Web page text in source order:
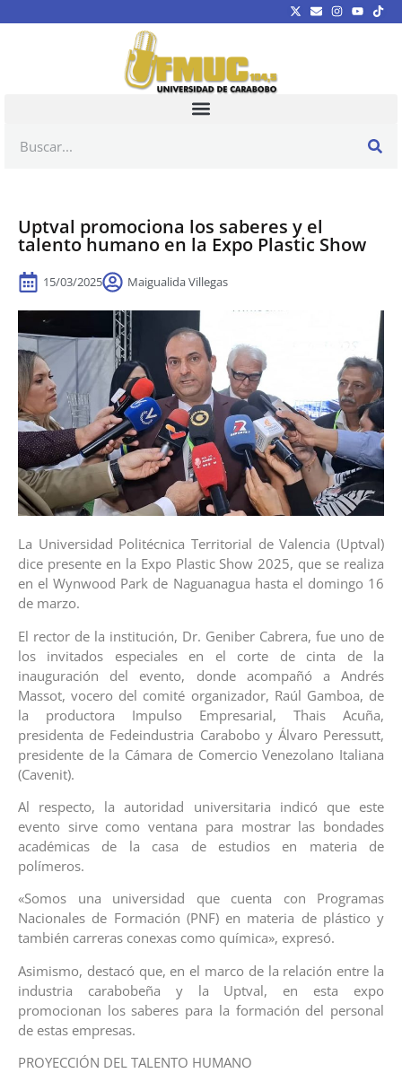
Uptval promociona los saberes y el
talento humano en la Expo Plastic Show
15/03/2025 Maigualida Villegas
La Universidad Politécnica Territorial de Valencia (Uptval)
dice presente en la Expo Plastic Show 2025, que se realiza
en el Wynwood Park de Naguanagua hasta el domingo 16
de marzo.
El rector de la institución, Dr. Geniber Cabrera, fue uno de
los invitados especiales en el corte de cinta de la
inauguración del evento, donde acompañó a Andrés
Massot, vocero del comité organizador, Raúl Gamboa, de
la productora Impulso Empresarial, Thais Acuña,
presidenta de Fedeindustria Carabobo y Álvaro Peressutt,
presidente de la Cámara de Comercio Venezolano Italiana
(Cavenit).
Al respecto, la autoridad universitaria indicó que este
evento sirve como ventana para mostrar las bondades
académicas de la casa de estudios en materia de
polímeros.
«Somos una universidad que cuenta con Programas
Nacionales de Formación (PNF) en materia de plástico y
también carreras conexas como química», expresó.
Asimismo, destacó que, en el marco de la relación entre la
industria carabobeña y la Uptval, en esta expo
promocionan los saberes para la formación del personal
de estas empresas.
PROYECCIÓN DEL TALENTO HUMANO